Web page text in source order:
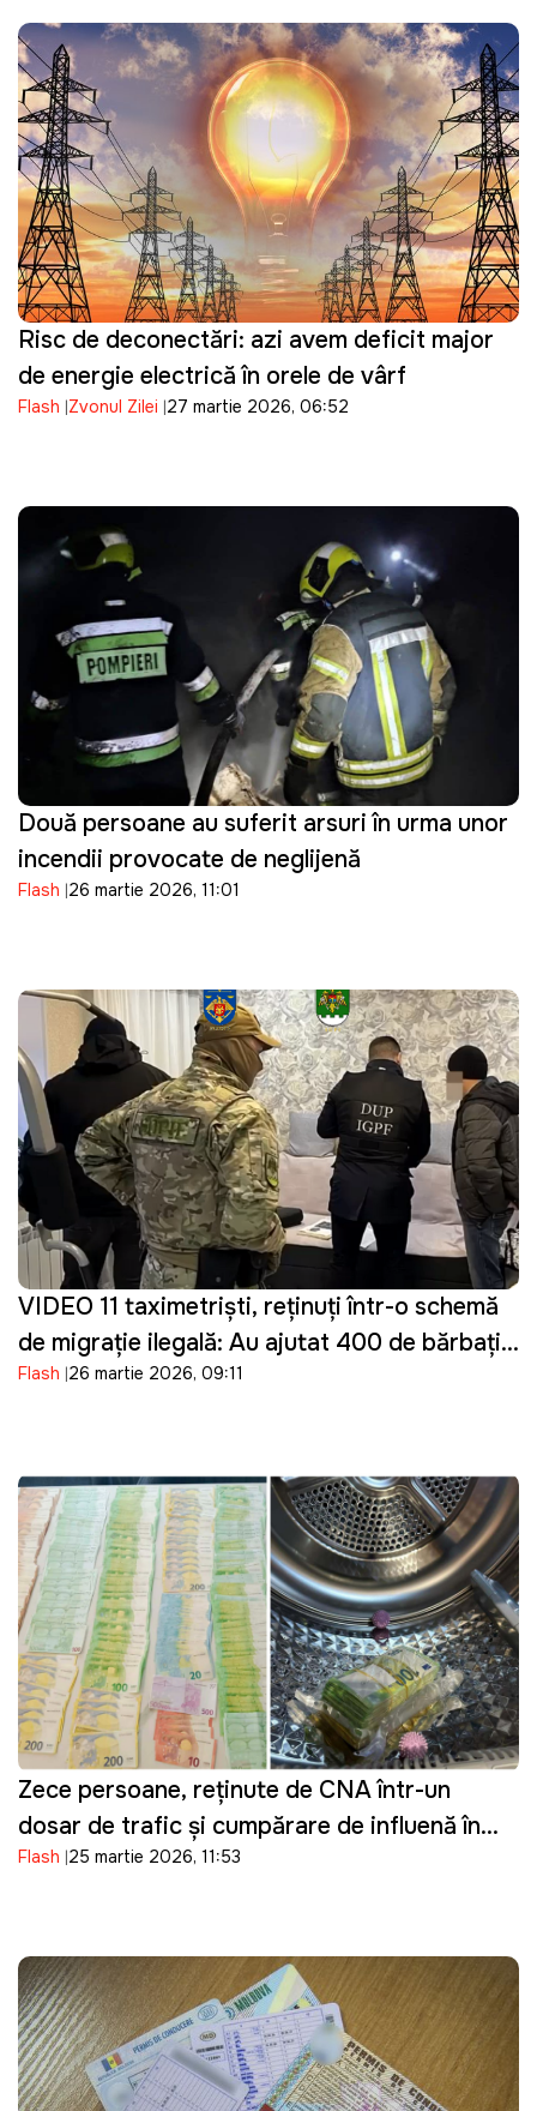
Risc de deconectări: azi avem deficit major
de energie electrică în orele de vârf
Flash Zvonul Zilei 27 martie 2026, 06:52
Două persoane au suferit arsuri în urma unor
incendii provocate de neglijență
Flash 26 martie 2026, 11:01
VIDEO 11 taximetriști, reținuți într-o schemă
de migrație ilegală: Au ajutat 400 de bărbați
din Ucraina să intre ilegal în Moldova
Flash 26 martie 2026, 09:11
Zece persoane, reținute de CNA într-un
dosar de trafic și cumpărare de influență în
domeniul transportului
Flash 25 martie 2026, 11:53